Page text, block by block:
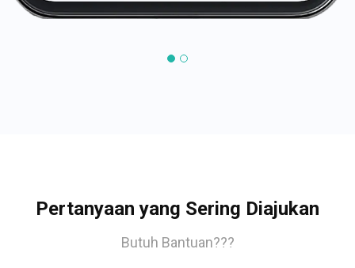
Pertanyaan yang Sering Diajukan
Butuh Bantuan???